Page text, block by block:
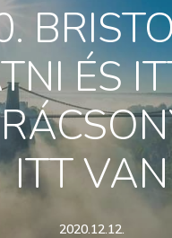
ÉS
ITT VAN
2020.12.12.